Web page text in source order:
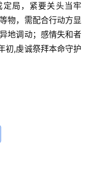
局，紧要关头当牢
物，需配合行动方显
地调动；感情失和者
初,虔诚祭拜本命守护